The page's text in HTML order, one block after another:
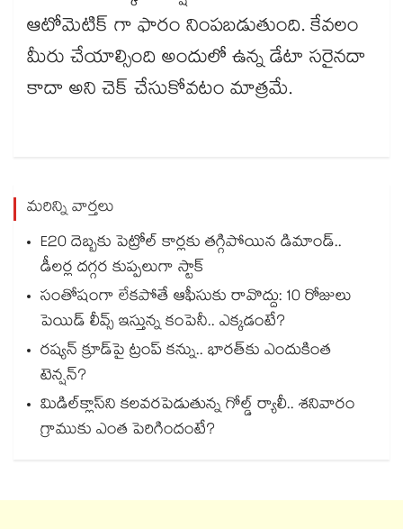
ఆటోమెటిక్ గా ఫారం నింపబడుతుంది. కేవలం
మీరు చేయాల్సింది అందులో ఉన్న డేటా సరైనదా
కాదా అని చెక్ చేసుకోవటం మాత్రమే.
మరిన్ని వార్తలు
E20 దెబ్బకు పెట్రోల్ కార్లకు తగ్గిపోయిన డిమాండ్..
డీలర్ల దగ్గర కుప్పలుగా స్టాక్
సంతోషంగా లేకపోతే ఆఫీసుకు రావొద్దు: 10 రోజులు
పెయిడ్ లీవ్స్ ఇస్తున్న కంపెనీ.. ఎక్కడంటే?
రష్యన్ క్రూడ్‌పై ట్రంప్ కన్ను.. భారత్‌కు ఎందుకింత
టెన్షన్?
మిడిల్‌క్లాస్‌ని కలవరపెడుతున్న గోల్డ్ ర్యాలీ.. శనివారం
గ్రాముకు ఎంత పెరిగిందంటే?